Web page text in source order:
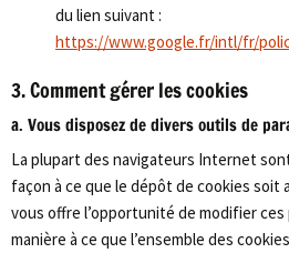
du lien suivant :
https://www.google.fr/intl/fr/
3. Comment gérer les cookies
a. Vous disposez de divers outils de
La plupart des navigateurs Internet
façon à ce que le dépôt de cookies
vous offre l’opportunité de modifier
manière à ce que l’ensemble des